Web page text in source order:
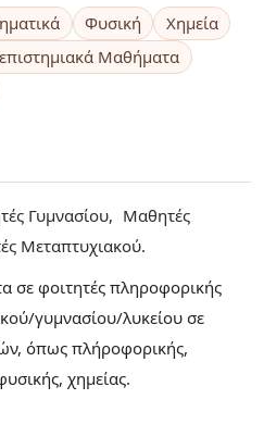
Φυσική
Χημεία
Μαθήματα
Γυμνασίου
Μαθητές
Μεταπτυχιακού
σε φοιτητές πληροφορικής
γυμνασίου/λυκείου σε
όπως πλήροφορικής,
χημείας.